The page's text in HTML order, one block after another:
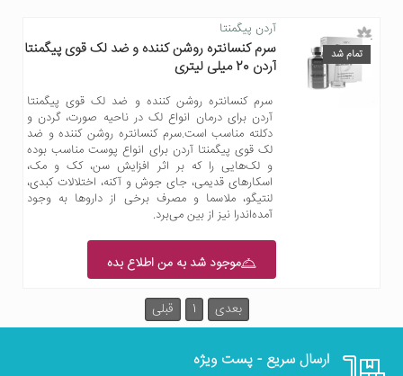
تمام شد
آردن پیگمنتا
سرم کنسانتره روشن کننده و ضد لک قوی پیگمنتا
آردن 20 میلی لیتری
سرم کنسانتره روشن کننده و ضد لک قوی پیگمنتا
آردن برای درمان انواع لک در ناحیه صورت، گردن و
دکلته مناسب است.سرم کنسانتره روشن کننده و ضد
لک قوی پیگمنتا آردن برای انواع پوست مناسب بوده
و لک‌هایی را که بر اثر افزایش سن، کک و مک،
اسکارهای قدیمی، جای جوش و آکنه، اختلالات کبدی،
لنتیگو، ملاسما و مصرف برخی از داروها به وجود
آمده‌اندرا نیز از بین می‌برد.
موجود شد به من اطلاع بده
قبلی 1 بعدی
ارسال سریع - پست ویژه